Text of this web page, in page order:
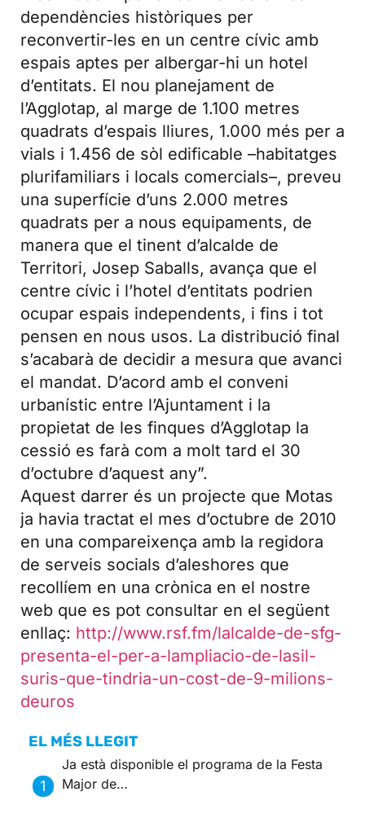
dependències històriques per
reconvertir-les en un centre cívic amb
espais aptes per albergar-hi un hotel
d’entitats. El nou planejament de
l’Agglotap, al marge de 1.100 metres
quadrats d’espais lliures, 1.000 més per a
vials i 1.456 de sòl edificable –habitatges
plurifamiliars i locals comercials–, preveu
una superfície d’uns 2.000 metres
quadrats per a nous equipaments, de
manera que el tinent d’alcalde de
Territori, Josep Saballs, avança que el
centre cívic i l’hotel d’entitats podrien
ocupar espais independents, i fins i tot
pensen en nous usos. La distribució final
s’acabarà de decidir a mesura que avanci
el mandat. D’acord amb el conveni
urbanístic entre l’Ajuntament i la
propietat de les finques d’Agglotap la
cessió es farà com a molt tard el 30
d’octubre d’aquest any”.
Aquest darrer és un projecte que Motas
ja havia tractat el mes d’octubre de 2010
en una compareixença amb la regidora
de serveis socials d’aleshores que
recollíem en una crònica en el nostre
web que es pot consultar en el següent
enllaç: http://www.rsf.fm/lalcalde-de-sfg-
presenta-el-per-a-lampliacio-de-lasil-
suris-que-tindria-un-cost-de-9-milions-
deuros
EL MÉS LLEGIT
Ja està disponible el programa de la Festa
Major de…